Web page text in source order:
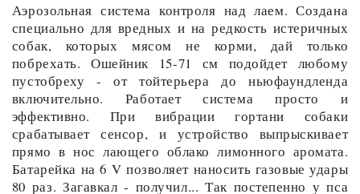
Аэрозольная система контроля над лаем. Создана
специально для вредных и на редкость истеричных
собак, которых мясом не корми, дай только
побрехать. Ошейник 15-71 см подойдет любому
пустобреху - от тойтерьера до ньюфаундленда
включительно. Работает система просто и
эффективно. При вибрации гортани собаки
срабатывает сенсор, и устройство выпрыскивает
прямо в нос лающего облако лимонного аромата.
Батарейка на 6 V позволяет наносить газовые удары
80 раз. Загавкал - получил... Так постепенно у пса